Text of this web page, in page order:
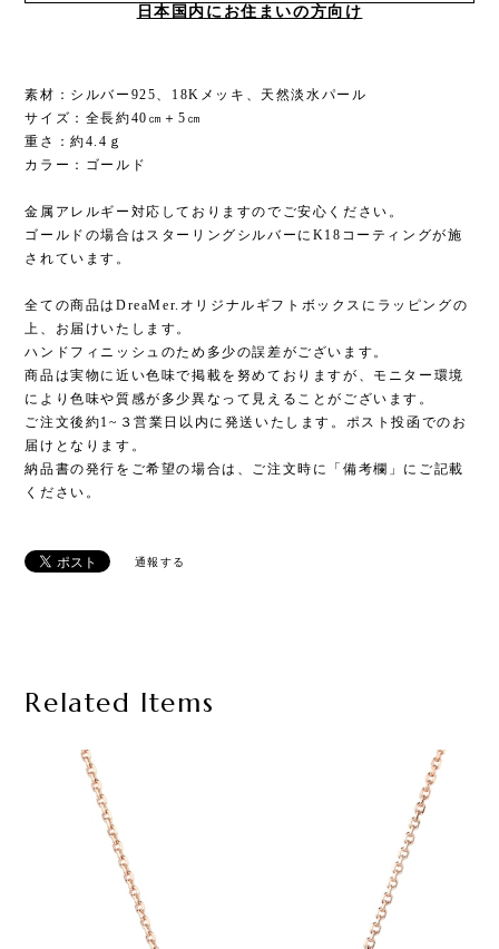
日本国内にお住まいの方向け
素材：シルバー925、18Kメッキ、天然淡水パール
サイズ：全長約40㎝＋5㎝
重さ：約4.4ｇ
カラー：ゴールド
金属アレルギー対応しておりますのでご安心ください。
ゴールドの場合はスターリングシルバーにK18コーティングが施
されています。
全ての商品はDreaMer.オリジナルギフトボックスにラッピングの
上、お届けいたします。
ハンドフィニッシュのため多少の誤差がございます。
商品は実物に近い色味で掲載を努めておりますが、モニター環境
により色味や質感が多少異なって見えることがございます。
ご注文後約1~３営業日以内に発送いたします。ポスト投函でのお
届けとなります。
納品書の発行をご希望の場合は、ご注文時に「備考欄」にご記載
ください。
通報する
Related Items